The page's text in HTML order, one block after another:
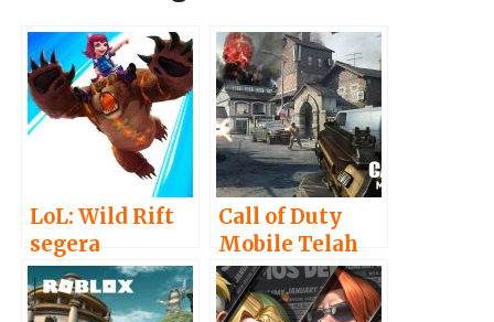
LoL: Wild Rift
segera
memasuki
tahap open
Call of Duty
Mobile Telah
Memasuki
Masa Beta